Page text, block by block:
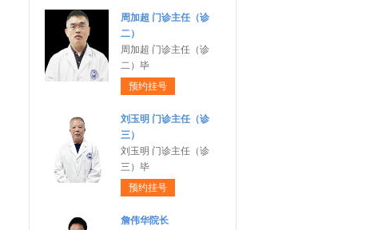
周加超 门诊主任（诊
二）
周加超 门诊主任（诊
二）毕
预约挂号
刘玉明 门诊主任（诊
三）
刘玉明 门诊主任（诊
三）毕
预约挂号
詹伟华院长